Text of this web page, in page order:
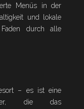
Menüs in der
und lokale
durch alle
– es ist eine
die das